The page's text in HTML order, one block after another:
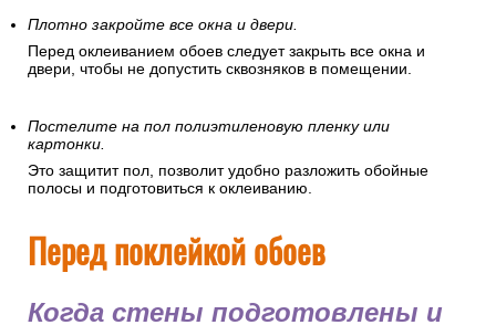
Плотно закройте все окна и двери.
Перед оклеиванием обоев следует закрыть все окна и
двери, чтобы не допустить сквозняков в помещении.
Постелите на пол полиэтиленовую пленку или
картонки.
Это защитит пол, позволит удобно разложить обойные
полосы и подготовиться к оклеиванию.
Перед поклейкой обоев
Когда стены подготовлены и